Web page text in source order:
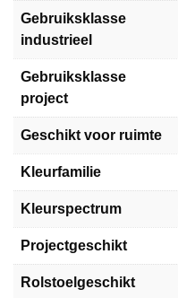
Gebruiksklasse
industrieel
Gebruiksklasse
project
Geschikt voor ruimte
Kleurfamilie
Kleurspectrum
Projectgeschikt
Rolstoelgeschikt